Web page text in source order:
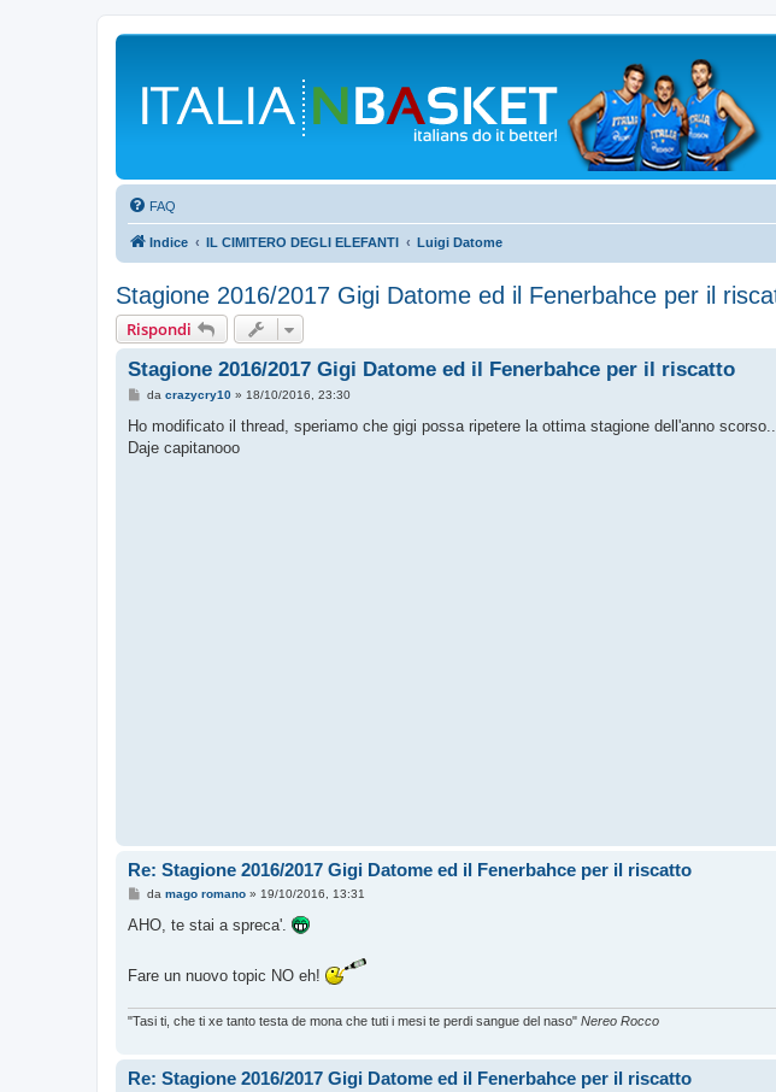
FAQ
Indice IL CIMITERO DEGLI ELEFANTI Luigi Datome
Stagione 2016/2017 Gigi Datome ed il Fenerbahce per il
Rispondi
Stagione 2016/2017 Gigi Datome ed il Fenerbahce per il riscatto
M
s
a
da crazycry10» 18/10/2016, 23:30
Ho modificato il thread, speriamo che gigi possa ripetere la ottima stagione dell'anno
Daje capitanooo
Re: Stagione 2016/2017 Gigi Datome ed il Fenerbahce per il riscatto
M
s
g
o
da mago romano» 19/10/2016, 13:31
AHO, te stai a spreca'.
Fare un nuovo topic NO eh!
"Tasi ti, che ti xe tanto testa de mona che tuti i mesi te perdi sangue del naso" Nereo Rocco
Re: Stagione 2016/2017 Gigi Datome ed il Fenerbahce per il riscatto